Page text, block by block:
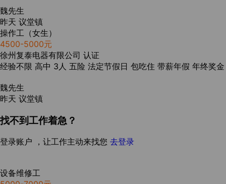
魏先生
昨天 议堂镇
操作工（女生）
4500-5000元
徐州复泰电器有限公司 认证
经验不限 高中 3人 五险 法定节假日 包吃住 带薪年假 年终奖金
魏先生
昨天 议堂镇
找不到工作着急？
登录账户 ，让工作主动来找您 去登录
设备维修工